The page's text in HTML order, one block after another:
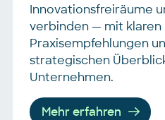
Innovationsfreiräume
verbinden — mit klaren
Praxisempfehlungen
strategischen
Unternehmen.
Mehr erfahren